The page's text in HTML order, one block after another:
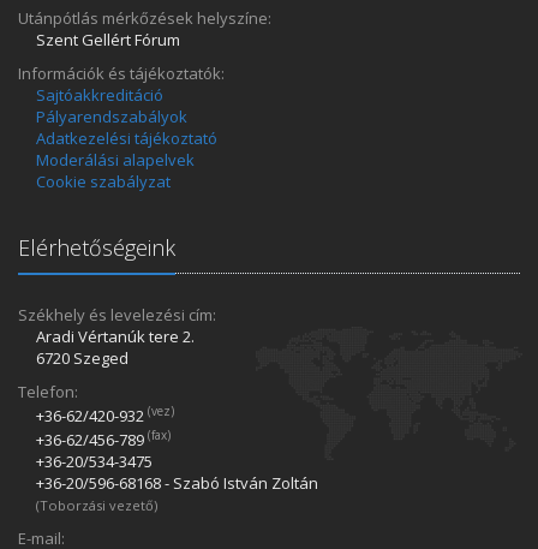
Utánpótlás mérkőzések helyszíne:
Szent Gellért Fórum
Információk és tájékoztatók:
Sajtóakkreditáció
Pályarendszabályok
Adatkezelési tájékoztató
Moderálási alapelvek
Cookie szabályzat
Elérhetőségeink
Székhely és levelezési cím:
Aradi Vértanúk tere 2.
6720 Szeged
Telefon:
+36-62/420­-932 (vez)
+36-62/456­-789 (fax)
+36-20/534­-3475
+36-20/596­-68168 - Szabó István Zoltán
(Toborzási vezető)
E-mail: